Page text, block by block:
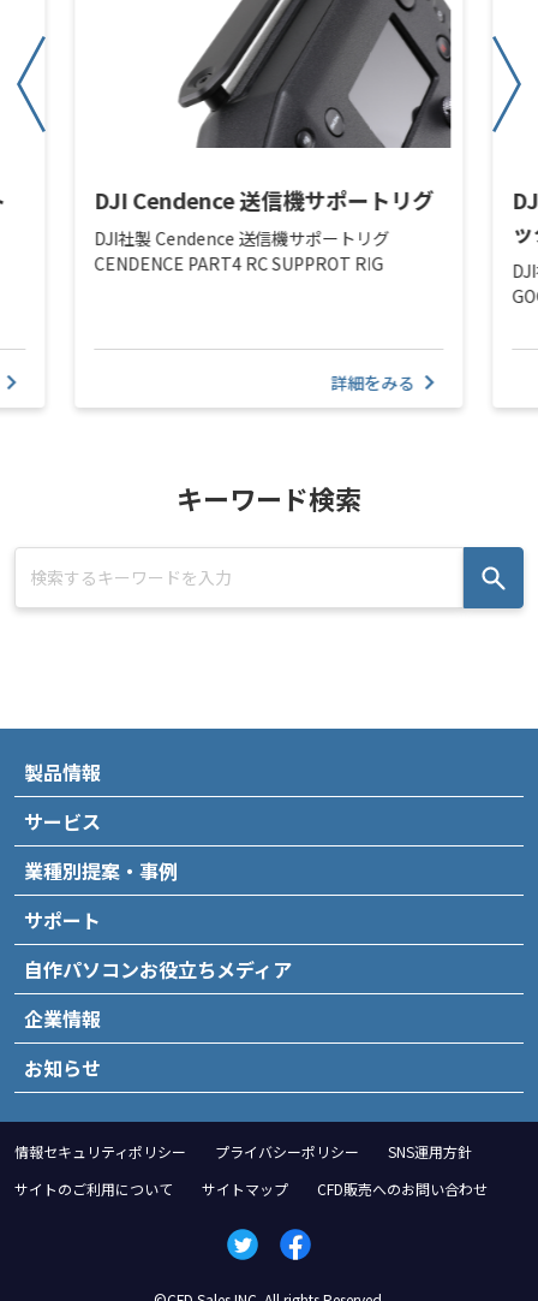
DJI Cendence 送信機サポートリグ
DJI社製 Cendence 送信機サポートリグ
CENDENCE PART4 RC SUPPROT RIG
詳細をみる
キーワード検索
製品情報
サービス
業種別提案・事例
サポート
自作パソコンお役立ちメディア
企業情報
お知らせ
情報セキュリティポリシー プライバシーポリシー
SNS運用方針
サイトのご利用について
サイトマップ CFD販売へのお問い合わせ